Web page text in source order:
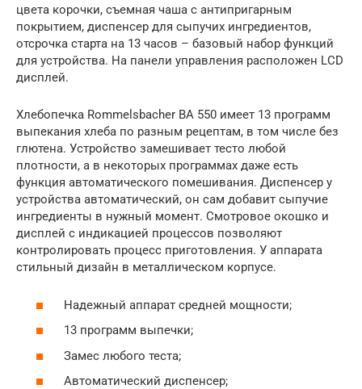
цвета корочки, съемная чаша с антипригарным
покрытием, диспенсер для сыпучих ингредиентов,
отсрочка старта на 13 часов – базовый набор функций
для устройства. На панели управления расположен LCD
дисплей.
Хлебопечка Rommelsbacher BA 550 имеет 13 программ
выпекания хлеба по разным рецептам, в том числе без
глютена. Устройство замешивает тесто любой
плотности, а в некоторых программах даже есть
функция автоматического помешивания. Диспенсер у
устройства автоматический, он сам добавит сыпучие
ингредиенты в нужный момент. Смотровое окошко и
дисплей с индикацией процессов позволяют
контролировать процесс приготовления. У аппарата
стильный дизайн в металлическом корпусе.
Надежный аппарат средней мощности;
13 программ выпечки;
Замес любого теста;
Автоматический диспенсер;